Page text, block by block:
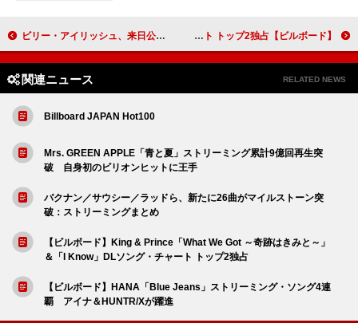
ビリー・アイリッシュ、来日公演最寄り駅で本人による駅構内アナウンス放送 日本語にも挑戦 【ビルボード】King & Prince「What We Got ～奇跡はきみと～」＆「I Know」DLソング・チャート トップ2独占
関連ニュース RELATED NEWS
Billboard JAPAN Hot100
Mrs. GREEN APPLE「青と夏」ストリーミング累計9億回再生突
破 自身初のビリオンヒットに王手
バクナン／サウシー／ラッドら、新たに26曲がマイルストーン突
破：ストリーミングまとめ
【ビルボード】King & Prince「What We Got ～奇跡はきみと～」
＆「I Know」DLソング・チャート トップ2独占
【ビルボード】HANA「Blue Jeans」ストリーミング・ソング4連
覇 アイナ＆HUNTR/Xが躍進